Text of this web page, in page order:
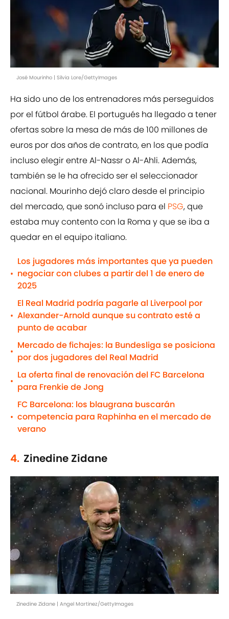
José Mourinho | Silvia Lore/GettyImages
Ha sido uno de los entrenadores más perseguidos
por el fútbol árabe. El portugués ha llegado a tener
ofertas sobre la mesa de más de 100 millones de
euros por dos años de contrato, en los que podía
incluso elegir entre Al-Nassr o Al-Ahli. Además,
también se le ha ofrecido ser el seleccionador
nacional. Mourinho dejó claro desde el principio
del mercado, que sonó incluso para el PSG, que
estaba muy contento con la Roma y que se iba a
quedar en el equipo italiano.
•
Los jugadores más importantes que ya pueden
negociar con clubes a partir del 1 de enero de
2025
•
El Real Madrid podría pagarle al Liverpool por
Alexander-Arnold aunque su contrato esté a
punto de acabar
•
Mercado de fichajes: la Bundesliga se posiciona
por dos jugadores del Real Madrid
•
La oferta final de renovación del FC Barcelona
para Frenkie de Jong
•
FC Barcelona: los blaugrana buscarán
competencia para Raphinha en el mercado de
verano
4. Zinedine Zidane
Zinedine Zidane | Angel Martinez/GettyImages